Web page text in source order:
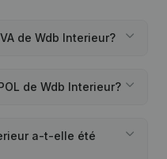
de Wdb Interieur?
de Wdb Interieur?
a-t-elle été